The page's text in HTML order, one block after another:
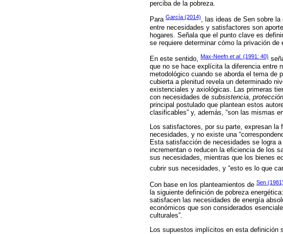
perciba de la pobreza.
Para García (2014), las ideas de Sen sobre
entre necesidades y satisfactores son
hogares. Señala que el punto clave es
se requiere determinar cómo la privación
En este sentido, Max-Neefn et al. (1991: 40)
que no se hace explícita la diferencia entre
metodológico cuando se aborda el tema de
cubierta a plenitud revela un determinado
existenciales y axiológicas. Las primeras
con necesidades de subsistencia, protección
principal postulado que plantean estos
clasificables” y, además, “son las mismas
Los satisfactores, por su parte, expresan
necesidades, y no existe una
Esta satisfacción de necesidades se logra
incrementan o reducen la eficiencia de los
sus necesidades, mientras que los bienes
cubrir sus necesidades, y “esto es lo que
Con base en los planteamientos de Sen (1981)
la siguiente definición de pobreza
satisfacen las necesidades de energía
económicos que son considerados
culturales”.
Los supuestos implícitos en esta definición